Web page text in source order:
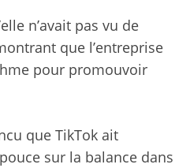
n’avait pas vu de
que l’entreprise
pour promouvoir
que TikTok ait
sur la balance dans